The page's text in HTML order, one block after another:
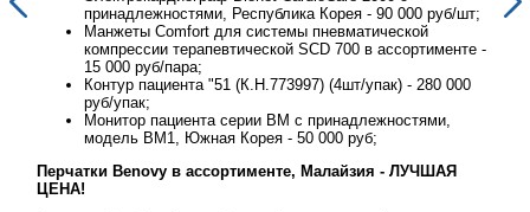
принадлежностями, Республика Корея - 90 000 руб/шт;
Манжеты Comfort для системы пневматической
компрессии терапевтической SCD 700 в ассортименте -
15 000 руб/пара;
Контур пациента "51 (К.Н.773997) (4шт/упак) - 280 000
руб/упак;
Монитор пациента серии BM с принадлежностями,
модель BM1, Южная Корея - 50 000 руб;
Перчатки Benovy в ассортименте, Малайзия - ЛУЧШАЯ
ЦЕНА!